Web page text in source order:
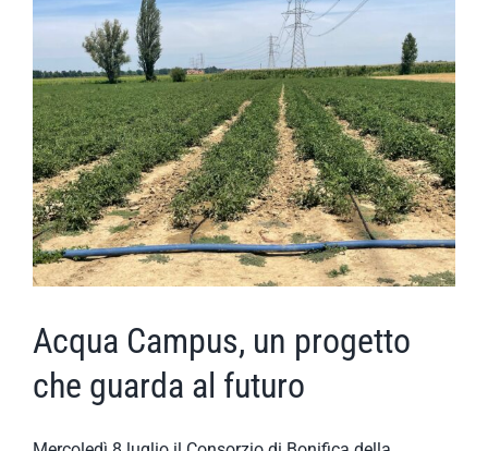
brasiliano
Acqua Campus, un progetto
che guarda al futuro